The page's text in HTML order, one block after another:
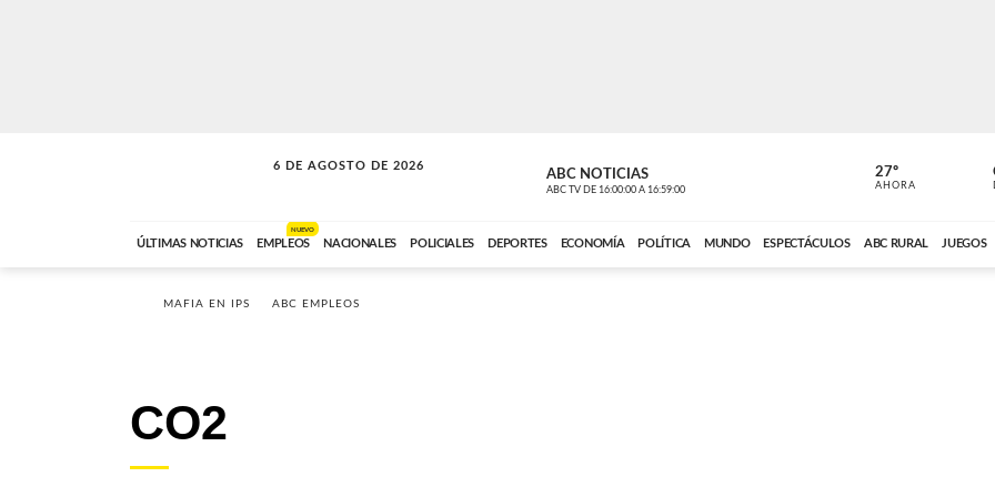
6 DE AGOSTO DE 2026
VITAMINAS ABC NOTICIAS
ABC TV DE 16:00:00 A 16:59:00
ANCHO
ABC CARDINAL
27º
AHORA
ÚLTIMAS NOTICIAS EMPLEOS
NUEVO
NACIONALES POLICIALES DEPORTES ECONOMÍA POLÍTICA MUNDO ESPECTÁCULOS ABC RURAL JUEGOS
MAFIA EN IPS ABC EMPLEOS
CO2